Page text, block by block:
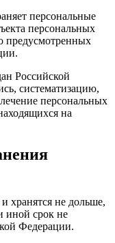
персональные
персональных
предусмотренных
Российской
систематизацию,
персональных
на
хранятся не дольше,
иной срок не
Федерации.